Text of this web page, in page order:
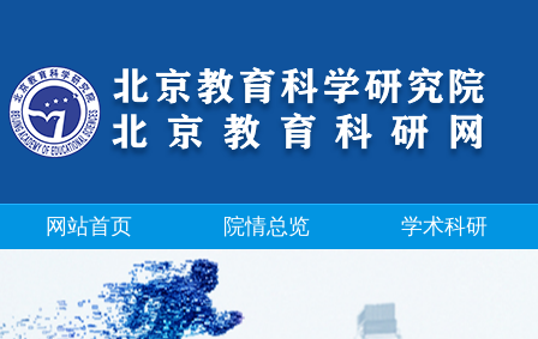
网站首页 院情总览 学术科研